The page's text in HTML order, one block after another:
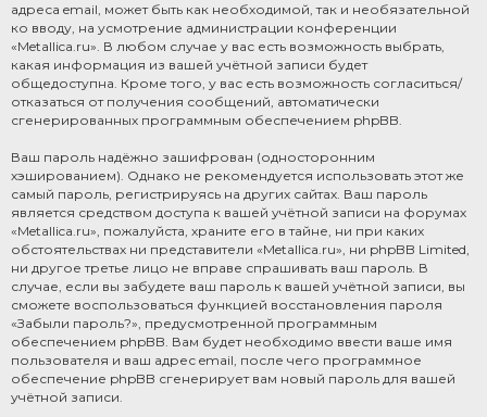
адреса email, может быть как необходимой, так и необязательной
ко вводу, на усмотрение администрации конференции
«Metallica.ru». В любом случае у вас есть возможность выбрать,
какая информация из вашей учётной записи будет
общедоступна. Кроме того, у вас есть возможность согласиться/
отказаться от получения сообщений, автоматически
сгенерированных программным обеспечением phpBB.
Ваш пароль надёжно зашифрован (односторонним
хэшированием). Однако не рекомендуется использовать этот же
самый пароль, регистрируясь на других сайтах. Ваш пароль
является средством доступа к вашей учётной записи на форумах
«Metallica.ru», пожалуйста, храните его в тайне, ни при каких
обстоятельствах ни представители «Metallica.ru», ни phpBB Limited,
ни другое третье лицо не вправе спрашивать ваш пароль. В
случае, если вы забудете ваш пароль к вашей учётной записи, вы
сможете воспользоваться функцией восстановления пароля
«Забыли пароль?», предусмотренной программным
обеспечением phpBB. Вам будет необходимо ввести ваше имя
пользователя и ваш адрес email, после чего программное
обеспечение phpBB сгенерирует вам новый пароль для вашей
учётной записи.